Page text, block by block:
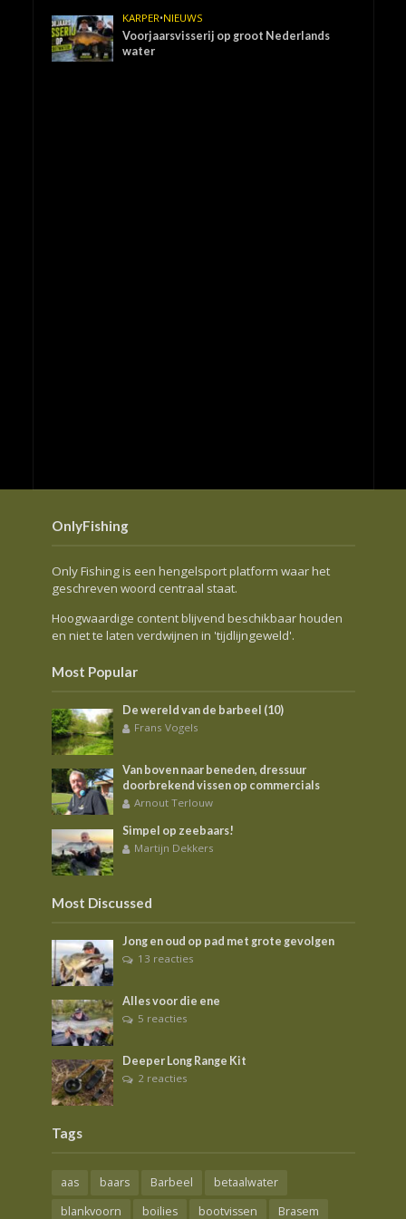
KARPER•NIEUWS
Voorjaarsvisserij op groot Nederlands
water
OnlyFishing
Only Fishing is een hengelsport platform waar het
geschreven woord centraal staat.
Hoogwaardige content blijvend beschikbaar houden
en niet te laten verdwijnen in 'tijdlijngeweld'.
Most Popular
De wereld van de barbeel (10)
Frans Vogels
Van boven naar beneden, dressuur
doorbrekend vissen op commercials
Arnout Terlouw
Simpel op zeebaars!
Martijn Dekkers
Most Discussed
Jong en oud op pad met grote gevolgen
13 reacties
Alles voor die ene
5 reacties
Deeper Long Range Kit
2 reacties
Tags
aas baars Barbeel
betaalwater
blankvoorn
boilies bootvissen
Brasem